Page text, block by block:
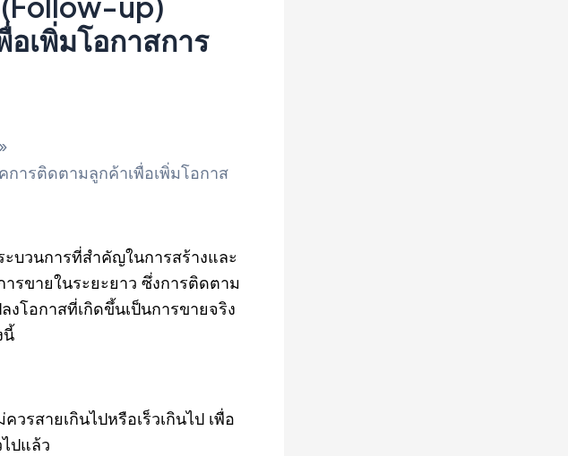
เพิ่มโอกาสการ
ารติดตามลูกค้าเพื่อเพิ่มโอกาส
บวนการที่สำคัญในการสร้างและ
รขายในระยะยาว ซึ่งการติดตาม
โอกาสที่เกิดขึ้นเป็นการขายจริง
นี้
รสายเกินไปหรือเร็วเกินไป เพื่อ
ปแล้ว